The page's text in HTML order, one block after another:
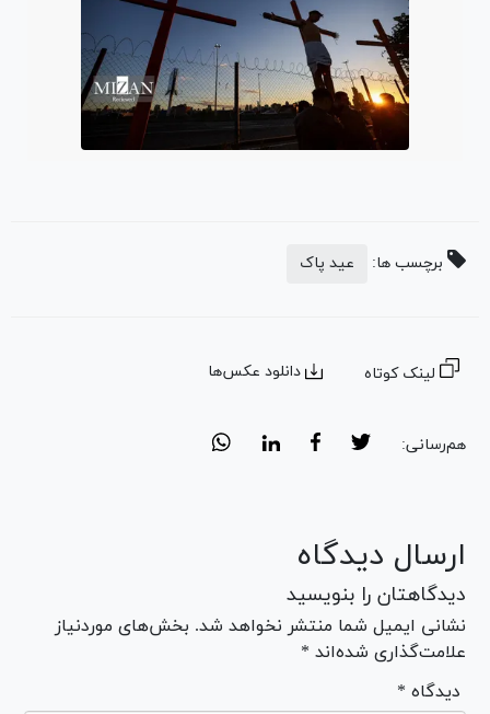
برچسب ها: عید پاک
لینک کوتاه دانلود عکس‌ها
هم‌رسانی:
ارسال دیدگاه
دیدگاهتان را بنویسید
نشانی ایمیل شما منتشر نخواهد شد. بخش‌های موردنیاز
علامت‌گذاری شده‌اند *
* دیدگاه